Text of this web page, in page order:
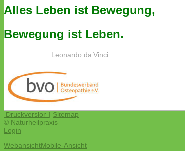
Alles Leben ist Bewegung,
Bewegung ist Leben.
Leonardo da Vinci
Druckversion | Sitemap
© Naturheilpraxis
Login
WebansichtMobile-Ansicht